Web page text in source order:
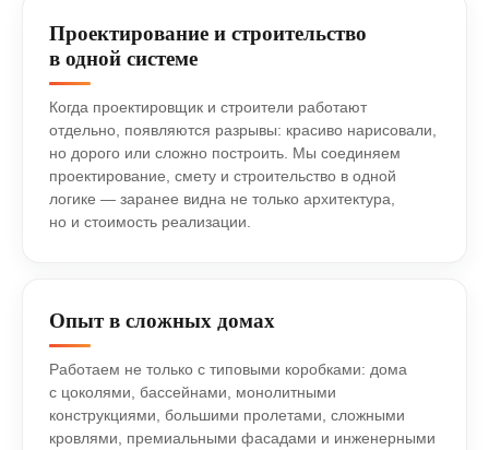
Проектирование и строительство
в одной системе
Когда проектировщик и строители работают
отдельно, появляются разрывы: красиво нарисовали,
но дорого или сложно построить. Мы соединяем
проектирование, смету и строительство в одной
логике — заранее видна не только архитектура,
но и стоимость реализации.
Опыт в сложных домах
Работаем не только с типовыми коробками: дома
с цоколями, бассейнами, монолитными
конструкциями, большими пролетами, сложными
кровлями, премиальными фасадами и инженерными